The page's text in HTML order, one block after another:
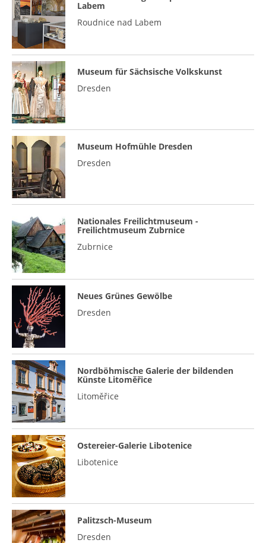
Labem
Roudnice nad Labem
Museum für Sächsische Volkskunst
Dresden
Museum Hofmühle Dresden
Dresden
Nationales Freilichtmuseum -
Freilichtmuseum Zubrnice
Zubrnice
Neues Grünes Gewölbe
Dresden
Nordböhmische Galerie der bildenden
Künste Litoměřice
Litoměřice
Ostereier-Galerie Libotenice
Libotenice
Palitzsch-Museum
Dresden